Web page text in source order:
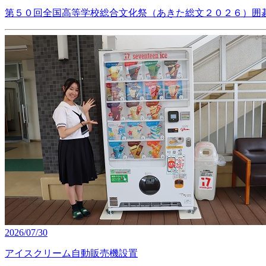
第５０回全国高等学校総合文化祭（あきた総文２０２６）囲
2026/07/30
アイスクリーム自動販売機設置